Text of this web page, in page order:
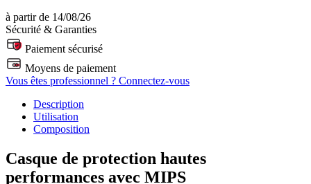
à partir de 14/08/26
Sécurité & Garanties
Paiement sécurisé
Moyens de paiement
Vous êtes professionnel ? Connectez-vous
Description
Utilisation
Composition
Casque de protection hautes
performances avec MIPS